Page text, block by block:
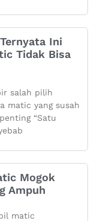
Ini
Tidak Bisa
salah pilih
matic yang susah
“Satu
Mogok
Ampuh
matic